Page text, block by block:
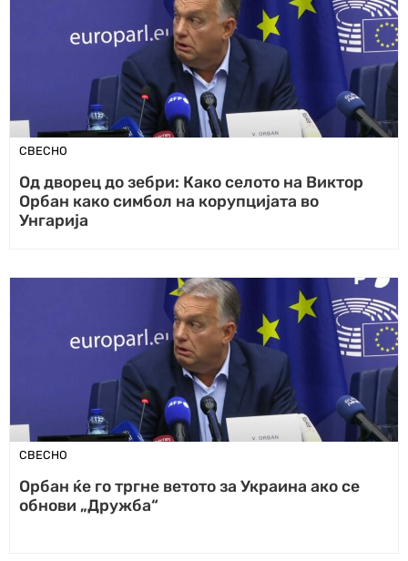
СВЕСНО
Од дворец до зебри: Како селото на Виктор
Орбан како симбол на корупцијата во
Унгарија
СВЕСНО
Орбан ќе го тргне ветото за Украина ако се
обнови „Дружба“